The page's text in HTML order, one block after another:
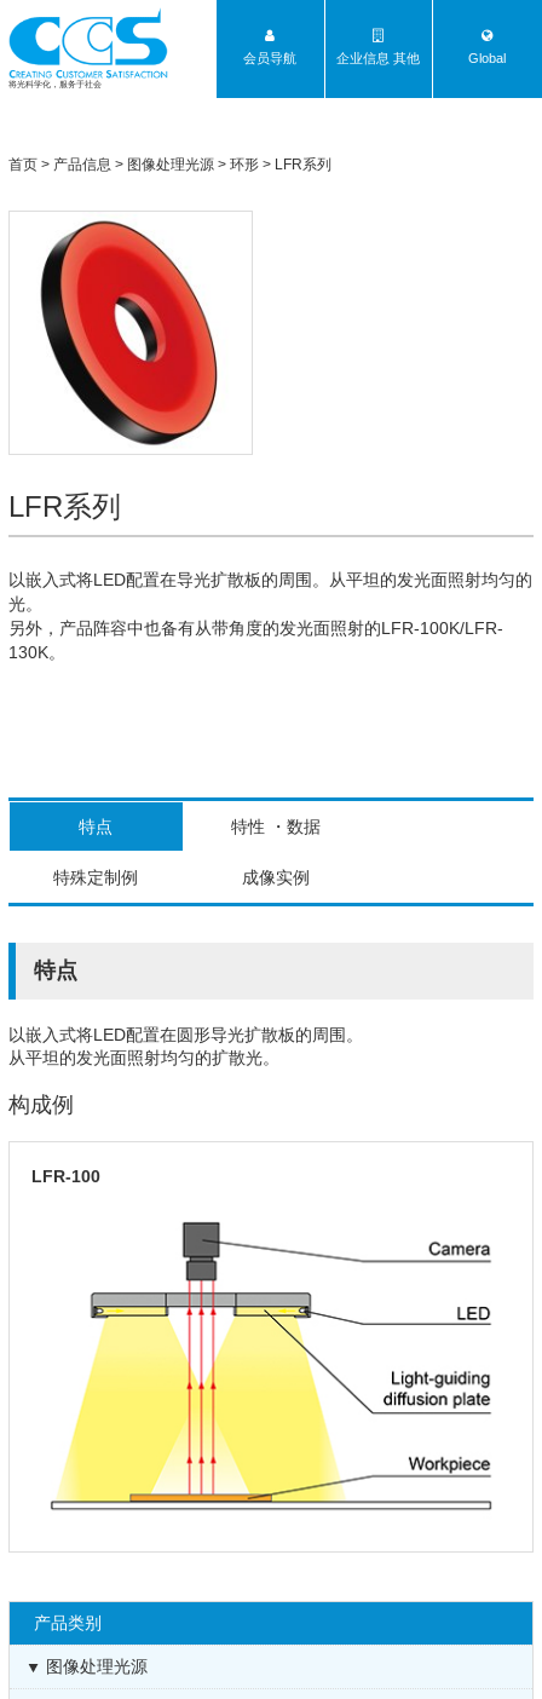
将光科学化，服务于社会
会员导航 企业信息 其他 Global
首页 > 产品信息 > 图像处理光源 > 环形 > LFR系列
LFR系列
以嵌入式将LED配置在导光扩散板的周围。从平坦的发光面照射均匀的
光。
另外，产品阵容中也备有从带角度的发光面照射的LFR-100K/LFR-
130K。
特点 特性 ・数据
特殊定制例 成像实例
特点
以嵌入式将LED配置在圆形导光扩散板的周围。
从平坦的发光面照射均匀的扩散光。
构成例
LFR-100
产品类别
图像处理光源